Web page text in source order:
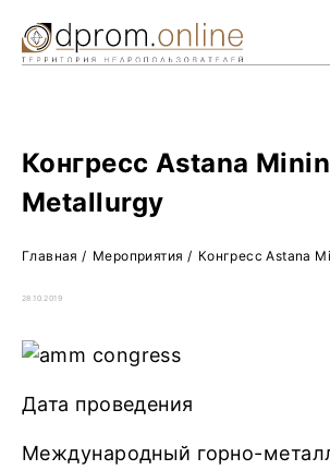
Конгресс Astana
Metallurgy
Главная / Мероприятия / Конгресс Astana
28.10.2019
Дата проведения
Международный горно-